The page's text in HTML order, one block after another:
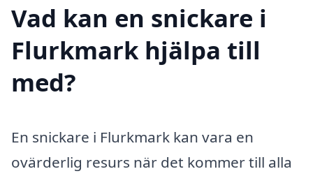
Vad kan en snickare i
Flurkmark hjälpa till
med?
En snickare i Flurkmark kan vara en
ovärderlig resurs när det kommer till alla